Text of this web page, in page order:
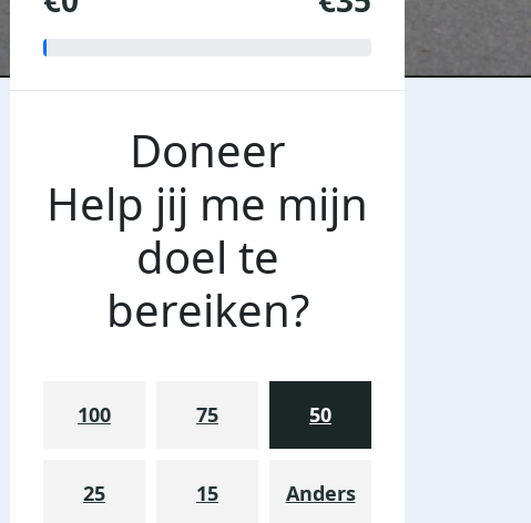
Doneer
Help jij me mijn
doel te
bereiken?
100 75 50
25 15 Anders